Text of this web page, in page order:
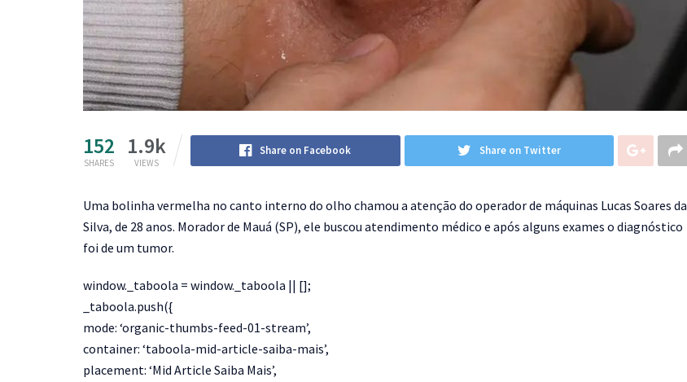
152
SHARES
1.9k
VIEWS
Share on Facebook Share on Twitter
Uma bolinha vermelha no canto interno do olho chamou a atenção do operador de máquinas Lucas Soares da
Silva, de 28 anos. Morador de Mauá (SP), ele buscou atendimento médico e após alguns exames o diagnóstico
foi de um tumor.
window._taboola = window._taboola || [];
_taboola.push({
mode: ‘organic-thumbs-feed-01-stream’,
container: ‘taboola-mid-article-saiba-mais’,
placement: ‘Mid Article Saiba Mais’,